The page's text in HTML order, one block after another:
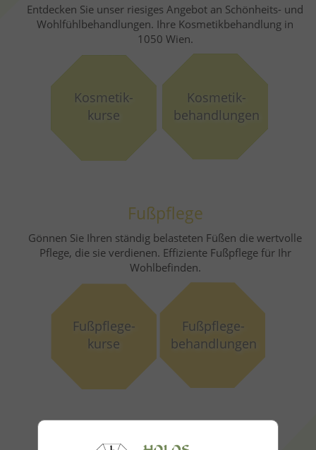
Entdecken Sie unser riesiges Angebot an Schönheits- und
Wohlfühlbehandlungen. Ihre Kosmetikbehandlung in
1050 Wien.
Kosmetik-
kurse
Kosmetik-
behandlungen
Fußpflege
Gönnen Sie Ihren ständig belasteten Füßen die wertvolle
Pflege, die sie verdienen. Effiziente Fußpflege für Ihr
Wohlbefinden.
Fußpflege-
kurse
Fußpflege-
behandlungen